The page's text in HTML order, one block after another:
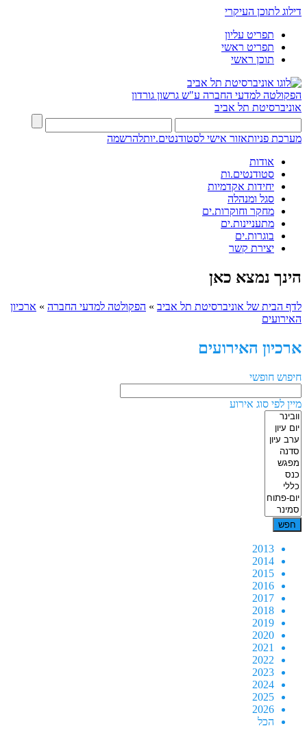
דילוג לתוכן העיקרי
תפריט עליון
תפריט ראשי
תוכן ראשי
הפקולטה למדעי החברה ע"ש גרשון גורדון
אוניברסיטת תל אביב
מערכת פניותאזור אישי לסטודנטים.יותלהרשמה
אודות
סטודנטים.ות
יחידות אקדמיות
סגל ומנהלה
מחקר וחוקרות.ים
מתעניינות.ים
בוגרות.ים
יצירת קשר
הינך נמצא כאן
לדף הבית של אוניברסיטת תל אביב » הפקולטה למדעי החברה » ארכיון
האירועים
ארכיון האירועים
חיפוש חופשי
מיין לפי סוג אירוע
2013
2014
2015
2016
2017
2018
2019
2020
2021
2022
2023
2024
2025
2026
הכל